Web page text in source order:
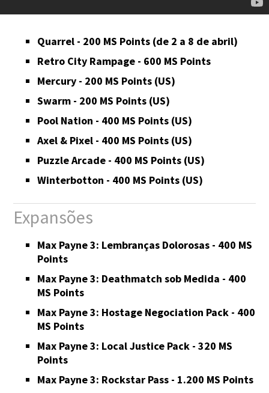
Quarrel - 200 MS Points (de 2 a 8 de abril)
Retro City Rampage - 600 MS Points
Mercury - 200 MS Points (US)
Swarm - 200 MS Points (US)
Pool Nation - 400 MS Points (US)
Axel & Pixel - 400 MS Points (US)
Puzzle Arcade - 400 MS Points (US)
Winterbotton - 400 MS Points (US)
Expansões
Max Payne 3: Lembranças Dolorosas - 400 MS
Points
Max Payne 3: Deathmatch sob Medida - 400
MS Points
Max Payne 3: Hostage Negociation Pack - 400
MS Points
Max Payne 3: Local Justice Pack - 320 MS
Points
Max Payne 3: Rockstar Pass - 1.200 MS Points